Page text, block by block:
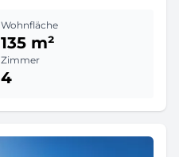
Wohnfläche
135 m²
Zimmer
4